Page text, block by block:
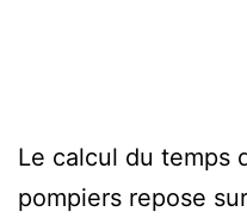
Le calcul du temps
pompiers repose